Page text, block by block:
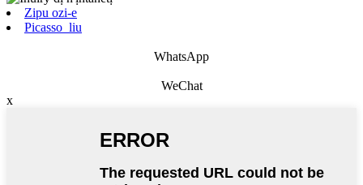
Zipu ozi-e
Picasso_liu
WhatsApp
WeChat
x